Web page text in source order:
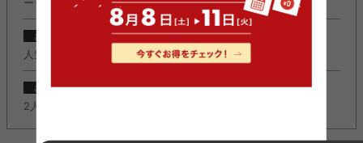
ージ公開しました。
お知らせ 2022/11/08
人気のＬ字デスク『Fine(ファイン)』に新カラー追加しました。
お知らせ 2022/11/08
2人掛けソファ『Moss(モス)』に新カラー追加しました。